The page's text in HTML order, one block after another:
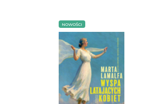
NOWOŚCI